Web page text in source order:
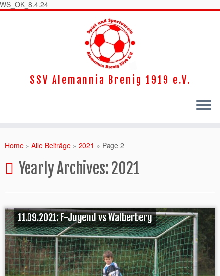
WS_OK_8.4.24
SSV Alemannia Brenig 1919 e.V.
Home » Alle Beiträge » 2021 » Page 2
Yearly Archives: 2021
11.09.2021: F-Jugend vs Walberberg